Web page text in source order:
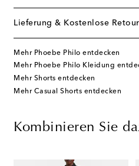
Lieferung & Kostenlose
Mehr Phoebe Philo entdecken
Mehr Phoebe Philo Kleidung
Mehr Shorts entdecken
Mehr Casual Shorts entdecken
Kombinieren Sie